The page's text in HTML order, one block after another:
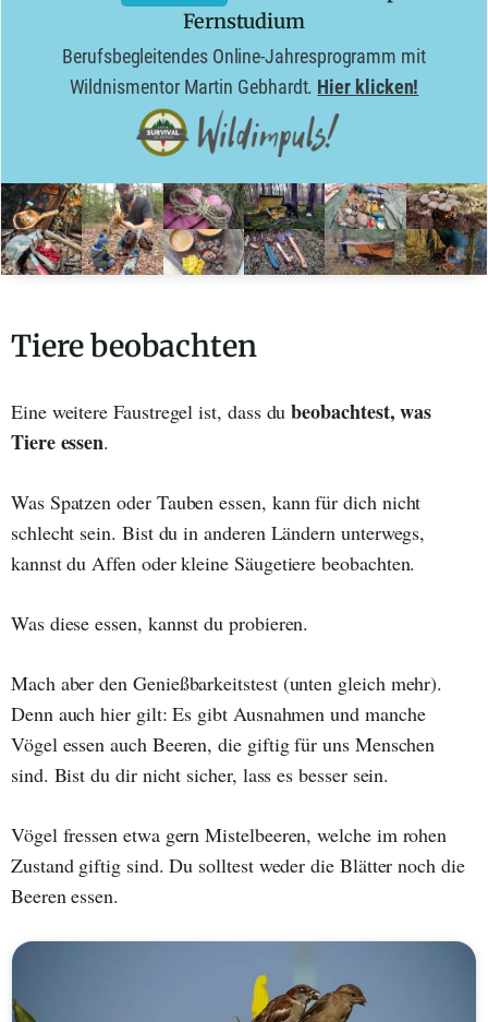
Fernstudium
Berufsbegleitendes Online-Jahresprogramm mit
Wildnismentor Martin Gebhardt. Hier klicken!
Tiere beobachten
Eine weitere Faustregel ist, dass dubeobachtest, was
Tiere essen.
Was Spatzen oder Tauben essen, kann für dich nicht
schlecht sein. Bist du in anderen Ländern unterwegs,
kannst du Affen oder kleine Säugetiere beobachten.
Was diese essen, kannst du probieren.
Mach aber den Genießbarkeitstest (unten gleich mehr).
Denn auch hier gilt: Es gibt Ausnahmen und manche
Vögel essen auch Beeren, die giftig für uns Menschen
sind. Bist du dir nicht sicher, lass es besser sein.
Vögel fressen etwa gern Mistelbeeren, welche im rohen
Zustand giftig sind. Du solltest weder die Blätter noch die
Beeren essen.